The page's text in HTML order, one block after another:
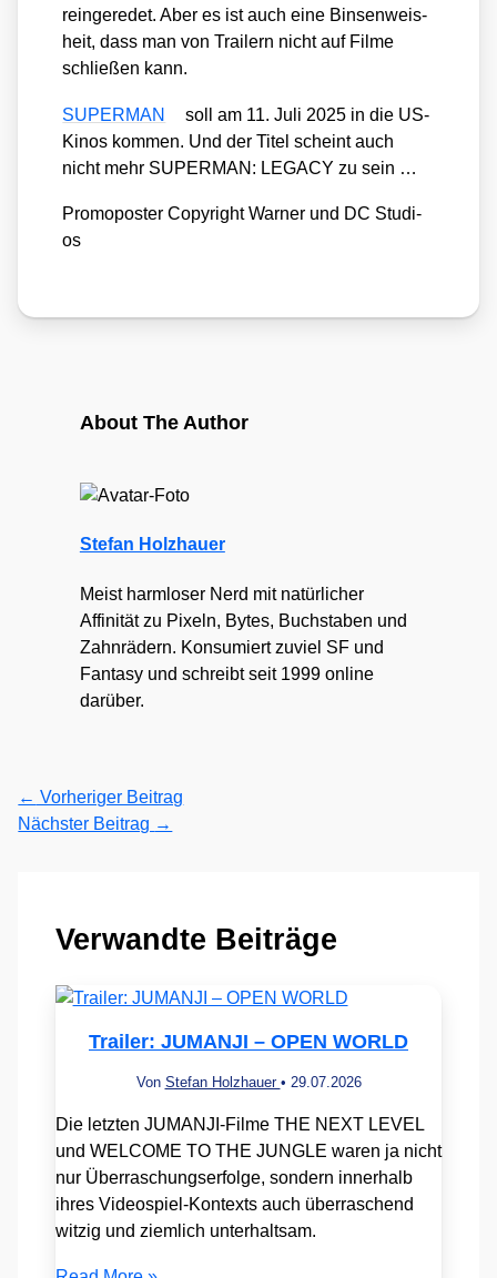
rein­ge­re­det. Aber es ist auch eine Bin­sen­weis­
heit, dass man von Trai­lern nicht auf Fil­me
schlie­ßen kann.
SUPERMAN
soll am 11. Juli 2025 in die US-
Kinos kom­men. Und der Titel scheint auch
nicht mehr SUPERMAN: LEGACY zu sein …
Pro­mo­pos­ter Copy­right War­ner und DC Stu­di­
os
About The Author
Stefan Holzhauer
Meist harmloser Nerd mit natürlicher
Affinität zu Pixeln, Bytes, Buchstaben und
Zahnrädern. Konsumiert zuviel SF und
Fantasy und schreibt seit 1999 online
darüber.
← Vorheriger Beitrag
Nächster Beitrag →
Verwandte Beiträge
Trailer: JUMANJI – OPEN WORLD
Von Stefan Holzhauer • 29.07.2026
Die letzten JUMANJI-Filme THE NEXT LEVEL
und WELCOME TO THE JUNGLE waren ja nicht
nur Überraschungserfolge, sondern innerhalb
ihres Videospiel-Kontexts auch überraschend
witzig und ziemlich unterhaltsam.